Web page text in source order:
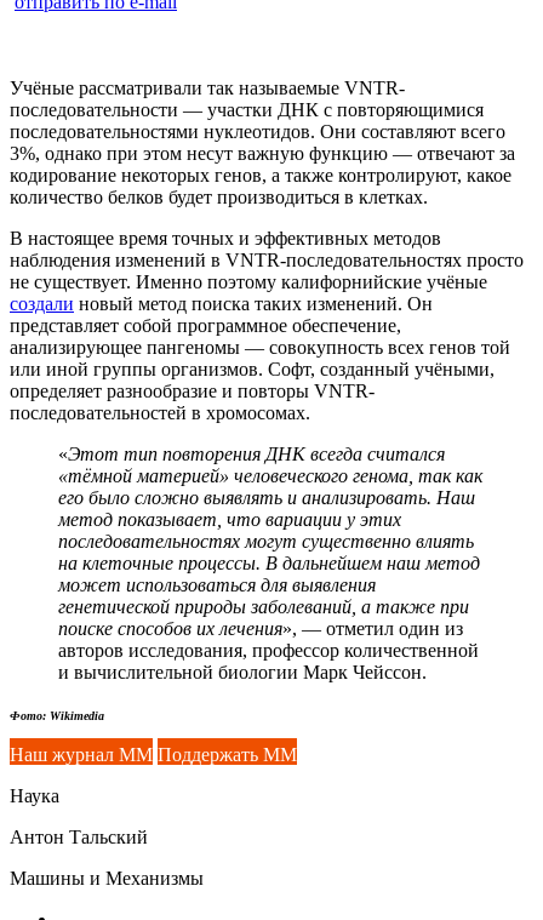
Учёные рассматривали так называемые VNTR-
последовательности — участки ДНК с повторяющимися
последовательностями нуклеотидов. Они составляют всего
3%, однако при этом несут важную функцию — отвечают за
кодирование некоторых генов, а также контролируют, какое
количество белков будет производиться в клетках.
В настоящее время точных и эффективных методов
наблюдения изменений в VNTR-последовательностях просто
не существует. Именно поэтому калифорнийские учёные
создали новый метод поиска таких изменений. Он
представляет собой программное обеспечение,
анализирующее пангеномы — совокупность всех генов той
или иной группы организмов. Софт, созданный учёными,
определяет разнообразие и повторы VNTR-
последовательностей в хромосомах.
«Этот тип повторения ДНК всегда считался
«тёмной материей» человеческого генома, так как
его было сложно выявлять и анализировать. Наш
метод показывает, что вариации у этих
последовательностях могут существенно влиять
на клеточные процессы. В дальнейшем наш метод
может использоваться для выявления
генетической природы заболеваний, а также при
поиске способов их лечения», — отметил один из
авторов исследования, профессор количественной
и вычислительной биологии Марк Чейссон.
Фото: Wikimedia
Наш журнал ММ Поддержать ММ
Наука
Антон Тальский
Машины и Механизмы